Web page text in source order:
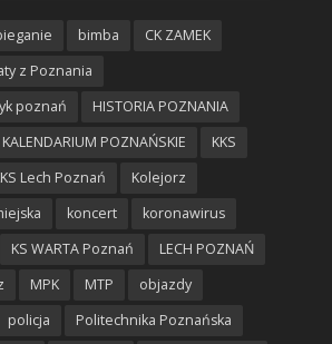
bimba
CK ZAMEK
z Poznania
poznań
HISTORIA POZNANIA
KALENDARIUM POZNAŃSKIE
KKS
Lech Poznań
Kolejorz
koncert
koronawirus
KS WARTA Poznań
LECH POZNAŃ
MPK MTP
objazdy
policja
Politechnika Poznańska